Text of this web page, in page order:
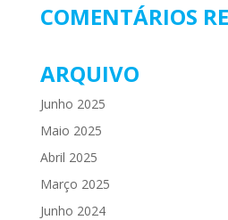
COMENTÁRIOS
ARQUIVO
Junho 2025
Maio 2025
Abril 2025
Março 2025
Junho 2024